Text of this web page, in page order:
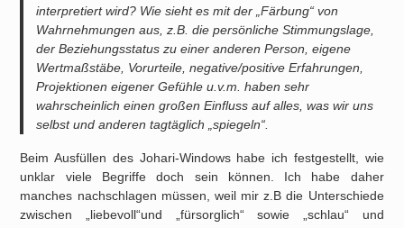
interpretiert wird? Wie sieht es mit der „Färbung“ von
Wahrnehmungen aus, z.B. die persönliche Stimmungslage,
der Beziehungsstatus zu einer anderen Person, eigene
Wertmaßstäbe, Vorurteile, negative/positive Erfahrungen,
Projektionen eigener Gefühle u.v.m. haben sehr
wahrscheinlich einen großen Einfluss auf alles, was wir uns
selbst und anderen tagtäglich „spiegeln“.
Beim Ausfüllen des Johari-Windows habe ich festgestellt, wie
unklar viele Begriffe doch sein können. Ich habe daher
manches nachschlagen müssen, weil mir z.B die Unterschiede
zwischen „liebevoll“und „fürsorglich“ sowie „schlau“ und